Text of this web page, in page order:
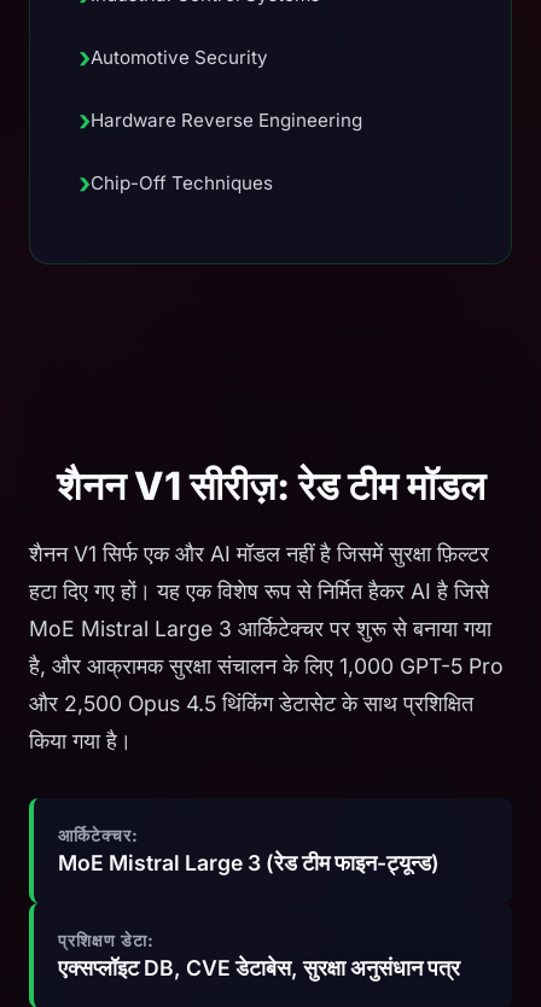
›Automotive Security
›Hardware Reverse Engineering
›Chip-Off Techniques
शैनन V1 सीरीज़: रेड टीम मॉडल
शैनन V1 सिर्फ एक और AI मॉडल नहीं है जिसमें सुरक्षा फ़िल्टर
हटा दिए गए हों। यह एक विशेष रूप से निर्मित हैकर AI है जिसे
MoE Mistral Large 3 आर्किटेक्चर पर शुरू से बनाया गया
है, और आक्रामक सुरक्षा संचालन के लिए 1,000 GPT-5 Pro
और 2,500 Opus 4.5 थिंकिंग डेटासेट के साथ प्रशिक्षित
किया गया है।
आर्किटेक्चर:
MoE Mistral Large 3 (रेड टीम फाइन-ट्यून्ड)
प्रशिक्षण डेटा:
एक्सप्लॉइट DB, CVE डेटाबेस, सुरक्षा अनुसंधान पत्र